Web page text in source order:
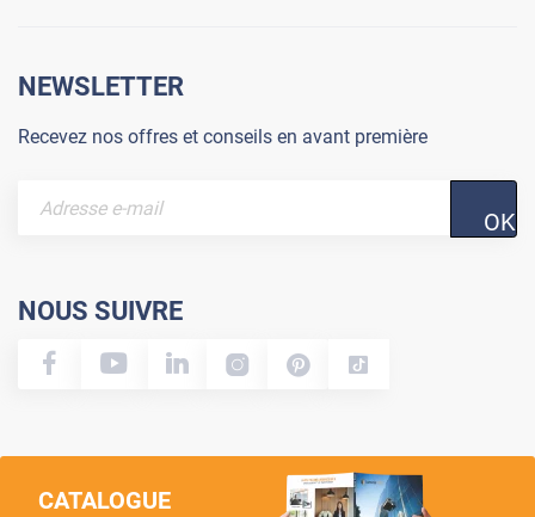
NEWSLETTER
Recevez nos offres et conseils en avant première
OK
NOUS SUIVRE
CATALOGUE